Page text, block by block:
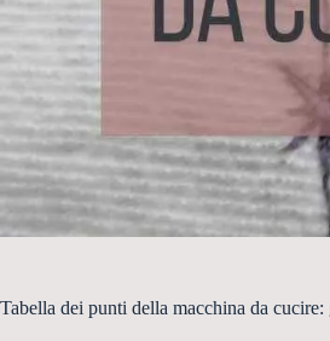
Tabella dei punti della macchina da